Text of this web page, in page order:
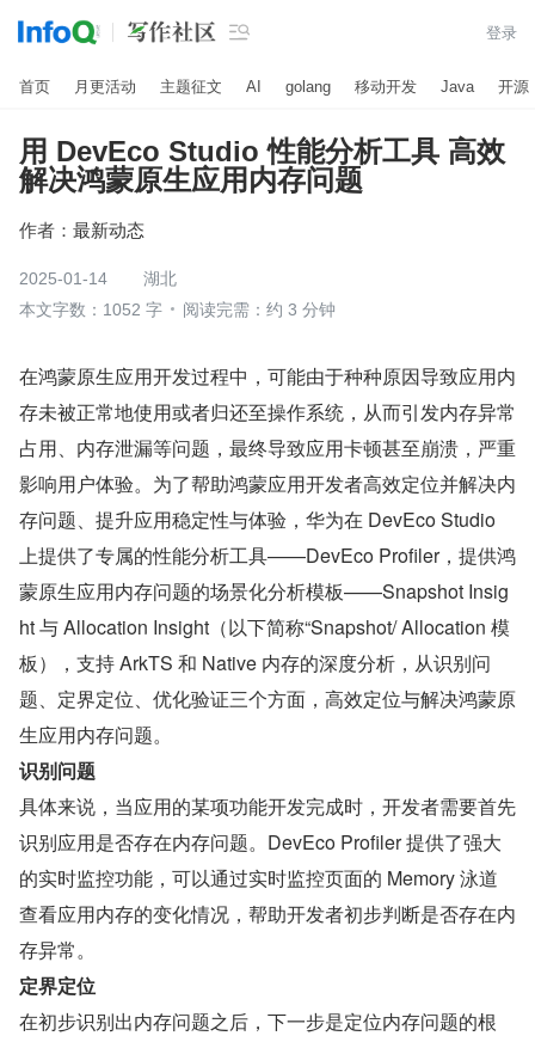
 登录
首页 月更活动 主题征文 AI golang 移动开发 Java 开源
用 DevEco Studio 性能分析工具 高效
解决鸿蒙原生应用内存问题
作者： 最新动态
2025-01-14
湖北
本文字数：1052 字
阅读完需：约 3 分钟
在鸿蒙原生应用开发过程中，可能由于种种原因导致应用内
存未被正常地使用或者归还至操作系统，从而引发内存异常
占用、内存泄漏等问题，最终导致应用卡顿甚至崩溃，严重
影响用户体验。为了帮助鸿蒙应用开发者高效定位并解决内
存问题、提升应用稳定性与体验，华为在 DevEco Studio
上提供了专属的性能分析工具——DevEco Profiler，提供鸿
蒙原生应用内存问题的场景化分析模板——Snapshot Insig
ht 与 Allocation Insight（以下简称“Snapshot/ Allocation 模
板），支持 ArkTS 和 Native 内存的深度分析，从识别问
题、定界定位、优化验证三个方面，高效定位与解决鸿蒙原
生应用内存问题。
识别问题
具体来说，当应用的某项功能开发完成时，开发者需要首先
识别应用是否存在内存问题。DevEco Profiler 提供了强大
的实时监控功能，可以通过实时监控页面的 Memory 泳道
查看应用内存的变化情况，帮助开发者初步判断是否存在内
存异常。
定界定位
在初步识别出内存问题之后，下一步是定位内存问题的根